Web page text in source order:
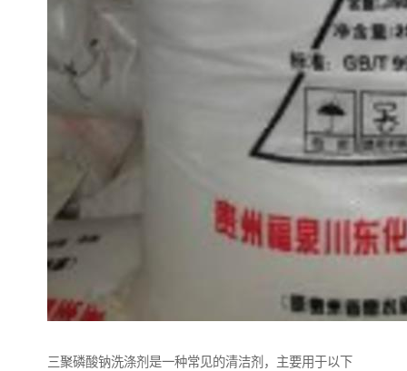
三聚磷酸钠洗涤剂是一种常见的清洁剂，主要用于以下